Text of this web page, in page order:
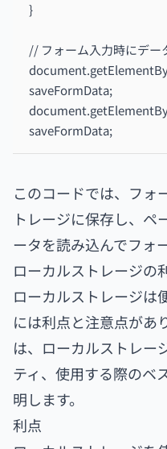
}
// フォーム入力時にデー
saveFormData;
saveFormData;
このコードでは、フォ
トレージに保存し、
ータを読み込んでフォ
ローカルストレージの
ローカルストレージは
には利点と注意点があ
は、ローカルストレー
ティ、使用する際のベ
明します。
利点